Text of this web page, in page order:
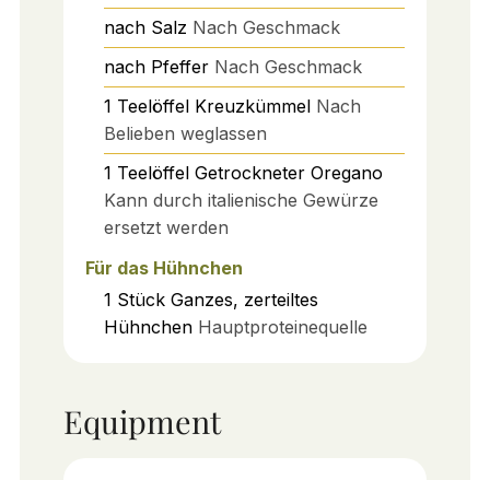
nach Salz Nach Geschmack
nach Pfeffer Nach Geschmack
1 Teelöffel Kreuzkümmel Nach
Belieben weglassen
1 Teelöffel Getrockneter Oregano
Kann durch italienische Gewürze
ersetzt werden
Für das Hühnchen
1 Stück Ganzes, zerteiltes
Hühnchen Hauptproteinequelle
Equipment